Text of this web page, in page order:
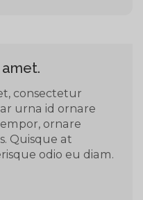
consectetur
urna id ornare
ornare
Quisque at
odio eu diam.